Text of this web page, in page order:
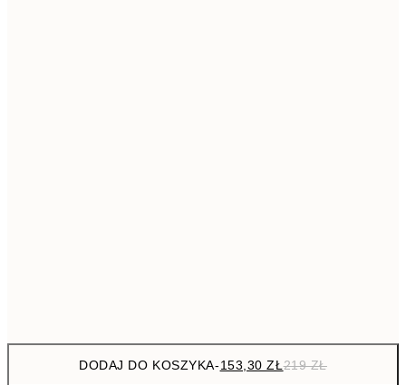
DODAJ DO KOSZYKA-153,30 ZŁ219 ZŁ